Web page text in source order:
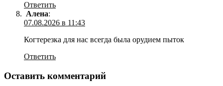
Ответить
Алена:
07.08.2026 в 11:43
Когтерезка для нас всегда была орудием пыток
Ответить
Оставить комментарий